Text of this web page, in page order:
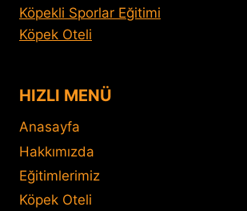
Köpekli Sporlar Eğitimi
Köpek Oteli
HIZLI MENÜ
Anasayfa
Hakkımızda
Eğitimlerimiz
Köpek Oteli